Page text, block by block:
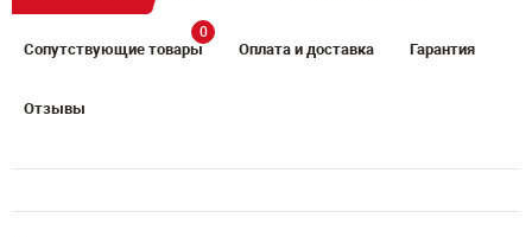
Сопутствующие товары
0
Оплата и доставка Гарантия
Отзывы